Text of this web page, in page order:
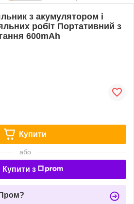
з акумулятором і
робіт Портативний з
600mAh
Купити
або
Купити з